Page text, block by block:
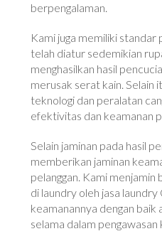
berpengalaman.
Kami juga memiliki standar
telah diatur sedemikian
menghasilkan hasil
merusak serat kain. Selain
teknologi dan peralatan
efektivitas dan keamanan
Selain jaminan pada hasil
memberikan jaminan
pelanggan. Kami menjamin
di laundry oleh jasa laundry
keamanannya dengan baik
selama dalam pengawasan